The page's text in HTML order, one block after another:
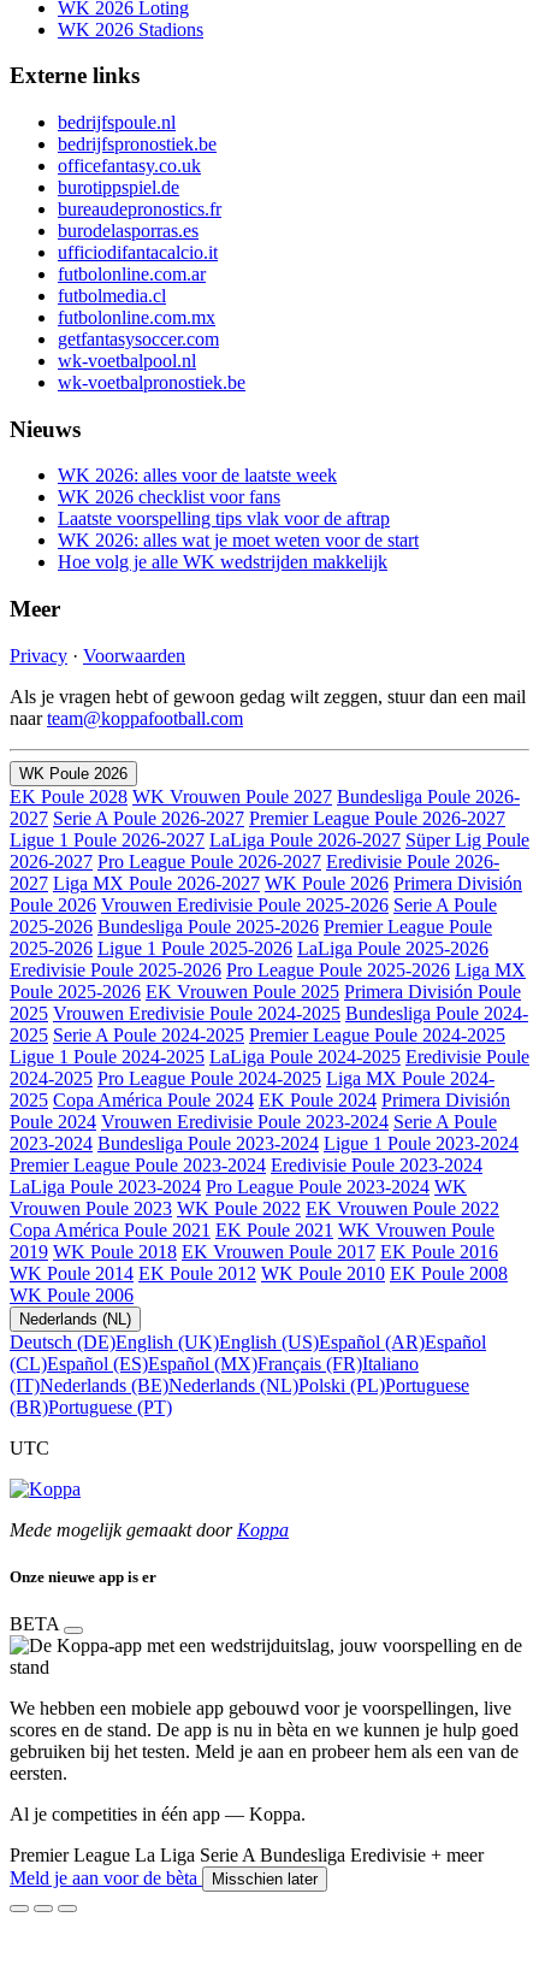
WK 2026 Loting
WK 2026 Stadions
Externe links
bedrijfspoule.nl
bedrijfspronostiek.be
officefantasy.co.uk
burotippspiel.de
bureaudepronostics.fr
burodelasporras.es
ufficiodifantacalcio.it
futbolonline.com.ar
futbolmedia.cl
futbolonline.com.mx
getfantasysoccer.com
wk-voetbalpool.nl
wk-voetbalpronostiek.be
Nieuws
WK 2026: alles voor de laatste week
WK 2026 checklist voor fans
Laatste voorspelling tips vlak voor de aftrap
WK 2026: alles wat je moet weten voor de start
Hoe volg je alle WK wedstrijden makkelijk
Meer
Privacy · Voorwaarden
Als je vragen hebt of gewoon gedag wilt zeggen, stuur dan een mail
naarteam@koppafootball.com
WK Poule 2026
EK Poule 2028 WK Vrouwen Poule 2027 Bundesliga Poule 2026-
2027 Serie A Poule 2026-2027 Premier League Poule 2026-2027
Ligue 1 Poule 2026-2027 LaLiga Poule 2026-2027 Süper Lig Poule
2026-2027 Pro League Poule 2026-2027 Eredivisie Poule 2026-
2027 Liga MX Poule 2026-2027 WK Poule 2026 Primera División
Poule 2026 Vrouwen Eredivisie Poule 2025-2026 Serie A Poule
2025-2026 Bundesliga Poule 2025-2026 Premier League Poule
2025-2026 Ligue 1 Poule 2025-2026 LaLiga Poule 2025-2026
Eredivisie Poule 2025-2026 Pro League Poule 2025-2026 Liga MX
Poule 2025-2026 EK Vrouwen Poule 2025 Primera División Poule
2025 Vrouwen Eredivisie Poule 2024-2025 Bundesliga Poule 2024-
2025 Serie A Poule 2024-2025 Premier League Poule 2024-2025
Ligue 1 Poule 2024-2025 LaLiga Poule 2024-2025 Eredivisie Poule
2024-2025 Pro League Poule 2024-2025 Liga MX Poule 2024-
2025 Copa América Poule 2024 EK Poule 2024 Primera División
Poule 2024 Vrouwen Eredivisie Poule 2023-2024 Serie A Poule
2023-2024 Bundesliga Poule 2023-2024 Ligue 1 Poule 2023-2024
Premier League Poule 2023-2024 Eredivisie Poule 2023-2024
LaLiga Poule 2023-2024 Pro League Poule 2023-2024 WK
Vrouwen Poule 2023 WK Poule 2022 EK Vrouwen Poule 2022
Copa América Poule 2021 EK Poule 2021 WK Vrouwen Poule
2019 WK Poule 2018 EK Vrouwen Poule 2017 EK Poule 2016
WK Poule 2014 EK Poule 2012 WK Poule 2010 EK Poule 2008
WK Poule 2006
Nederlands (NL)
Deutsch (DE)English (UK)English (US)Español (AR)Español
(CL)Español (ES)Español (MX)Français (FR)Italiano
(IT)Nederlands (BE)Nederlands (NL)Polski (PL)Portuguese
(BR)Portuguese (PT)
UTC
Mede mogelijk gemaakt door Koppa
Onze nieuwe app is er
BETA
We hebben een mobiele app gebouwd voor je voorspellingen, live
scores en de stand. De app is nu in bèta en we kunnen je hulp goed
gebruiken bij het testen. Meld je aan en probeer hem als een van de
eersten.
Al je competities in één app — Koppa.
Premier League La Liga Serie A Bundesliga Eredivisie + meer
Meld je aan voor de bèta
Misschien later